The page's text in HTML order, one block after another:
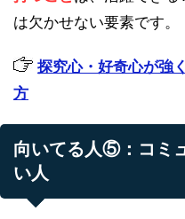
は欠かせない要素です。
探究心・好奇心が強
方
向いてる人⑤：コミ
い人